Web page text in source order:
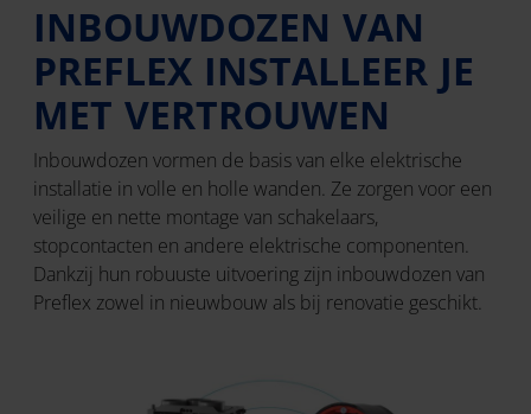
INBOUWDOZEN VAN
PREFLEX INSTALLEER JE
MET VERTROUWEN
Inbouwdozen vormen de basis van elke elektrische
installatie in volle en holle wanden. Ze zorgen voor een
veilige en nette montage van schakelaars,
stopcontacten en andere elektrische componenten.
Dankzij hun robuuste uitvoering zijn inbouwdozen van
Preflex zowel in nieuwbouw als bij renovatie geschikt.